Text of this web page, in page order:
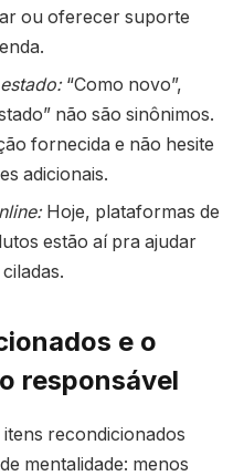
ou oferecer suporte
“Como novo”,
não são sinônimos.
fornecida e não hesite
adicionais.
Hoje, plataformas de
estão aí pra ajudar
e o
responsável
recondicionados
mentalidade: menos